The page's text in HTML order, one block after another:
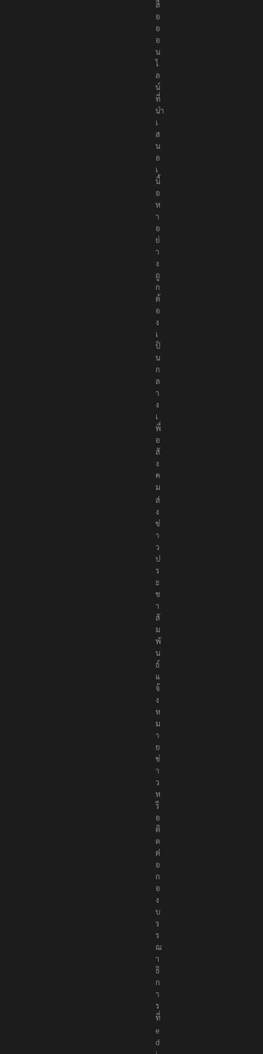
สื่
อ
อ
อ
น
ไ
ล
น์
ที่
นำ
เ
ส
น
อ
เ
นื้
อ
ห
า
อ
ย่
า
ง
ถู
ก
ต้
อ
ง
เ
ป็
น
ก
ล
า
ง
เ
พื่
อ
สั
ง
ค
ม
ส่
ง
ข่
า
ว
ป
ร
ะ
ช
า
สั
ม
พั
น
ธ์
แ
จ้
ง
ห
ม
า
ย
ข่
า
ว
ห
รื
อ
ติ
ด
ต่
อ
ก
อ
ง
บ
ร
ร
ณ
า
ธิ
ก
า
ร
ที่
e
d